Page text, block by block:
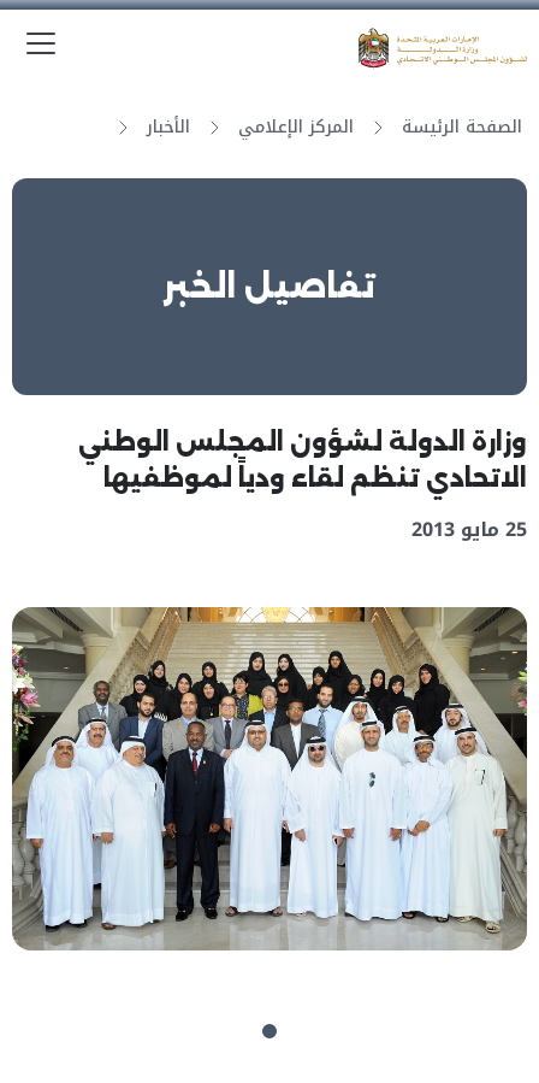
الصفحة الرئيسة المركز الإعلامي الأخبار
تفاصيل الخبر
وزارة الدولة لشؤون المجلس الوطني
الاتحادي تنظم لقاء ودياً لموظفيها
25 مايو 2013